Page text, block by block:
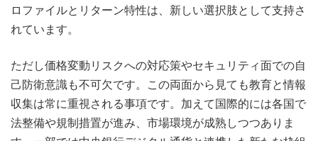
ロファイルとリターン特性は、新しい選択肢として支持さ
れています。
ただし価格変動リスクへの対応策やセキュリティ面での自
己防衛意識も不可欠です。この両面から見ても教育と情報
収集は常に重視される事項です。加えて国際的には各国で
法整備や規制措置が進み、市場環境が成熟しつつありま